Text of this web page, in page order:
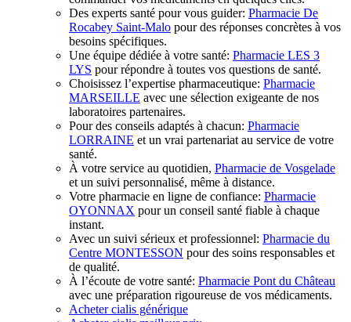
Des experts santé pour vous guider: Pharmacie De
Rocabey Saint-Malo pour des réponses concrètes à vos
besoins spécifiques.
Une équipe dédiée à votre santé: Pharmacie LES 3
LYS pour répondre à toutes vos questions de santé.
Choisissez l’expertise pharmaceutique: Pharmacie
MARSEILLE avec une sélection exigeante de nos
laboratoires partenaires.
Pour des conseils adaptés à chacun: Pharmacie
LORRAINE et un vrai partenariat au service de votre
santé.
À votre service au quotidien, Pharmacie de Vosgelade
et un suivi personnalisé, même à distance.
Votre pharmacie en ligne de confiance: Pharmacie
OYONNAX pour un conseil santé fiable à chaque
instant.
Avec un suivi sérieux et professionnel: Pharmacie du
Centre MONTESSON pour des soins responsables et
de qualité.
À l’écoute de votre santé: Pharmacie Pont du Château
avec une préparation rigoureuse de vos médicaments.
Acheter cialis générique